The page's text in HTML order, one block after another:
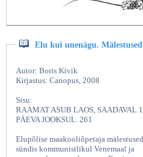
Elu kui unenägu. Mälestused
Autor: Boris Kivik
Kirjastus: Canopus, 2008
Sisu:
RAAMAT ASUB LAOS, SAADAVAL
PÄEVA JOOKSUL. 261
Elupõlise maakooliõpetaja
sündis kommunistlikul Venemaal ja